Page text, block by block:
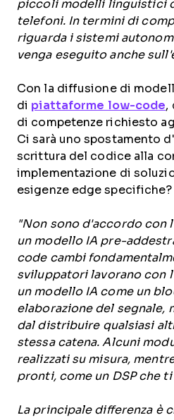
piccoli modelli linguistici
telefoni. In termini di
riguarda i sistemi
venga eseguito anche
Con la diffusione di
di piattaforme low-code,
di competenze richiesto
Ci sarà uno spostamento
scrittura del codice alla
implementazione di
esigenze edge specifiche?
"Non sono d'accordo con
un modello IA pre-
code cambi
sviluppatori lavorano con
un modello IA come un
elaborazione del segnale,
dal distribuire qualsiasi
stessa catena. Alcuni
realizzati su misura,
pronti, come un DSP che
La principale differenza è